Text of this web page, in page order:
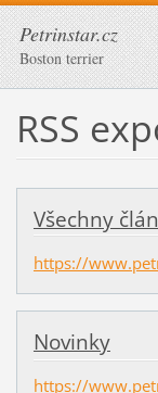
Petrinstar.cz
Boston terrier
RSS
Všechny
https://
Novinky
https://